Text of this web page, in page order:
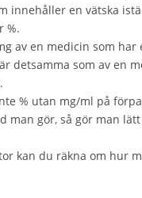
innehåller en vätska
%.
av en medicin som har
detsamma som av en
% utan mg/ml på
man gör, så gör man
kan du räkna om hur